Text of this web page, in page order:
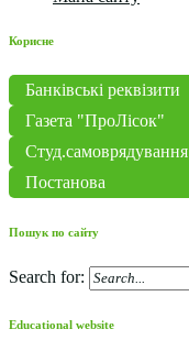
Корисне
Банківські реквізити
Газета "ПроЛісок"
Студ.самоврядування
Постанова
Пошук по сайту
Search for:
Educational website